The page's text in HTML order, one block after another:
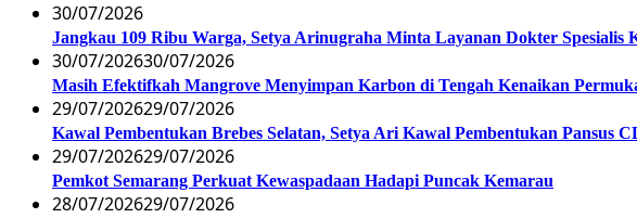
30/07/2026
Jangkau 109 Ribu Warga, Setya Arinugraha Minta Layanan Dokter Spesialis
30/07/202630/07/2026
Masih Efektifkah Mangrove Menyimpan Karbon di Tengah Kenaikan
29/07/202629/07/2026
Kawal Pembentukan Brebes Selatan, Setya Ari Kawal Pembentukan Pansus
29/07/202629/07/2026
Pemkot Semarang Perkuat Kewaspadaan Hadapi Puncak Kemarau
28/07/202629/07/2026